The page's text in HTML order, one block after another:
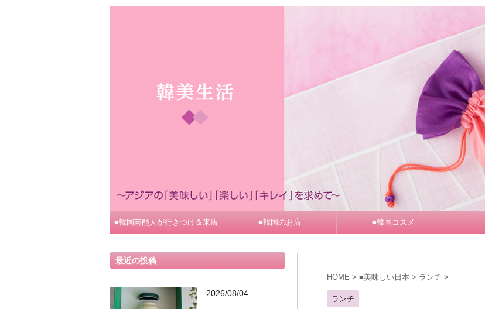
■韓国芸能人が行きつけ＆来店 ■韓国のお店 ■韓国コスメ
HOME > ■美味しい日本 > ランチ >
ランチ
最近の投稿
2026/08/04